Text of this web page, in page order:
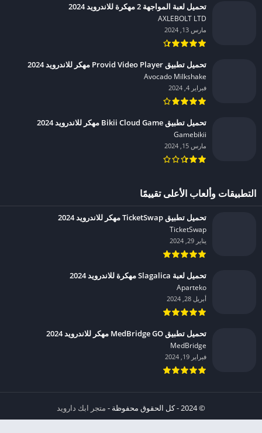
تحميل لعبة المواجهة 2 مهكرة للاندرويد 2024
AXLEBOLT LTD‏
مارس 13, 2024
تحميل تطبيق Provid Video Player مهكر للاندرويد 2024
Avocado Milkshake‏
فبراير 4, 2024
تحميل تطبيق Bikii Cloud Game مهكر للاندرويد 2024
Gamebikii‏
مارس 15, 2024
التطبيقات وألعاب الأعلى تقييمًا
تحميل تطبيق TicketSwap مهكر للاندرويد 2024
TicketSwap‏
يناير 29, 2024
تحميل لعبة Slagalica مهكرة للاندرويد 2024
Aparteko‏
أبريل 28, 2024
تحميل تطبيق MedBridge GO مهكر للاندرويد 2024
MedBridge‏
فبراير 19, 2024
© 2024 - كل الحقوق محفوظة -
متجر ابك دارويد